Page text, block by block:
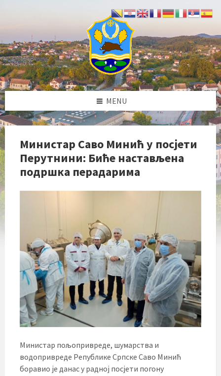
MENU
Министар Саво Минић у посјети
Перутнини: Биће настављена
подршка перадарима
Министар пољопривреде, шумарства и
водопривреде Републике Српске Саво Минић
боравио је данас у радној посјети погону